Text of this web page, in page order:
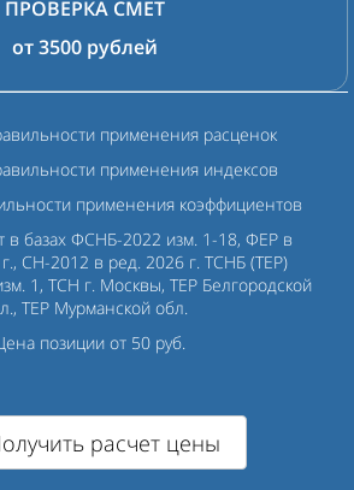
ПРОВЕРКА СМЕТ
от 3500 рублей
применения расценок
применения индексов
применения коэффициентов
в базах ФСНБ-2022 изм. 1-18, ФЕР в
СН-2012 в ред. 2026 г. ТСНБ (ТЕР)
1, ТСН г. Москвы, ТЕР Белгородской
ТЕР Мурманской обл.
позиции от 50 руб.
расчет цены